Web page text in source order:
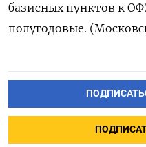
базисных пунктов к
полугодовые.